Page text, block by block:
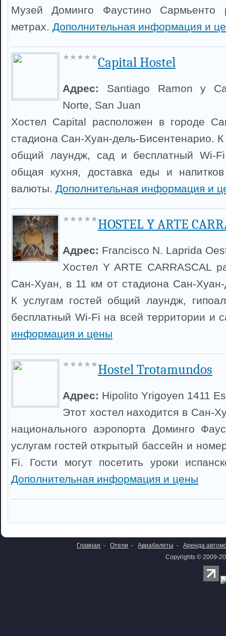
Музей Доминго Фаустино Сармьенто
метрах. Дополнительная информация и
Capital Hostel
Адрес: Santiago Ramon y
Norte, San Juan
Хостел Capital расположен в городе
стадиона Сан-Хуан-дель-Бисентенарио. К
общий лаундж, сад и бесплатный Wi-
общая кухня, доставка еды и
валюты. Дополнительная информация и
HOSTEL Y ARTE
Адрес: Francisco N. Laprida
Хостел Y ARTE CARRASCAL
Сан-Хуан, в 11 км от стадиона Сан-
К услугам гостей общий лаундж,
бесплатный Wi-Fi на всей территории и
информация и цены
Hostel Trotamundos
Адрес: Hipolito Yrigoyen 1411
Этот хостел находится в Сан-
национального аэропорта Доминго
услугам гостей открытый бассейн и
Fi. Гости могут посетить уроки
Дополнительная информация и цены
Главная - Отели - Авиабилеты -
Аренда
Copyrights © 2009-